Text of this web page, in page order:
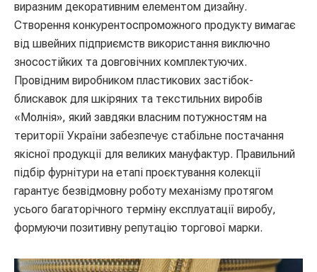
виразним декоративним елементом дизайну.
Створення конкурентоспроможного продукту вимагає
від швейних підприємств використання виключно
зносостійких та довговічних комплектуючих.
Провідним виробником пластикових застібок-
блискавок для шкіряних та текстильних виробів
«Молнія», який завдяки власним потужностям на
території України забезпечує стабільне постачання
якісної продукції для великих мануфактур. Правильний
підбір фурнітури на етапі проєктування колекції
гарантує безвідмовну роботу механізму протягом
усього багаторічного терміну експлуатації виробу,
формуючи позитивну репутацію торгової марки.